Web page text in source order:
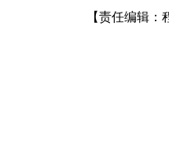
【责任编辑：